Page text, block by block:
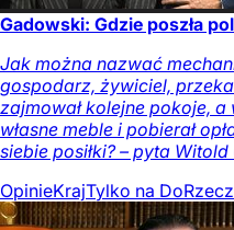
Gadowski: Gdzie poszła
Jak można nazwać
gospodarz, żywiciel,
zajmował kolejne pokoje,
własne meble i pobierał
siebie posiłki? – pyta
OpinieKrajTylko na